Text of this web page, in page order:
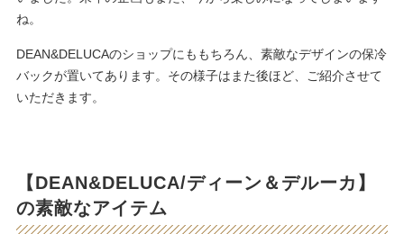
ね。
DEAN&DELUCAのショップにももちろん、素敵なデザインの保冷
バックが置いてあります。その様子はまた後ほど、ご紹介させて
いただきます。
【DEAN&DELUCA/ディーン＆デルーカ】
の素敵なアイテム